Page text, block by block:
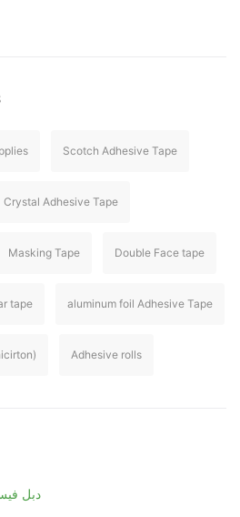
Scotch Adhesive Tape
Crystal Adhesive Tape
Masking Tape Double Face tape
tape aluminum foil Adhesive Tape
Adhesive rolls
دبل